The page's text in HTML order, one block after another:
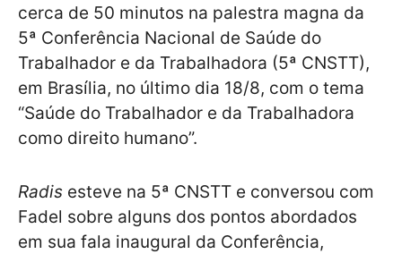
cerca de 50 minutos na palestra magna da
5ª Conferência Nacional de Saúde do
Trabalhador e da Trabalhadora (5ª CNSTT),
em Brasília, no último dia 18/8, com o tema
“Saúde do Trabalhador e da Trabalhadora
como direito humano”.
Radis esteve na 5ª CNSTT e conversou com
Fadel sobre alguns dos pontos abordados
em sua fala inaugural da Conferência,